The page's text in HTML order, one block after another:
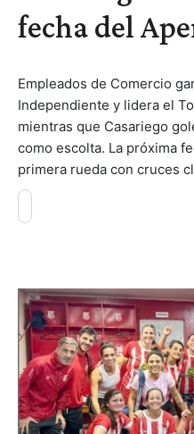
fecha del
Empleados de Comercio
Independiente y lidera el
mientras que Casariego
como escolta. La próxima
primera rueda con cruces